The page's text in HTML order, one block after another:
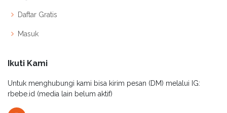
Daftar Gratis
Masuk
Ikuti Kami
Untuk menghubungi kami bisa kirim pesan (DM) melalui IG:
rbebe.id (media lain belum aktif)